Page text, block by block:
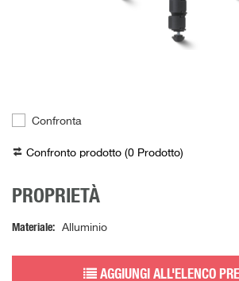
Confronta
Confronto prodotto (0 Prodotto)
PROPRIETÀ
Materiale Alluminio
AGGIUNGI ALL'ELENCO